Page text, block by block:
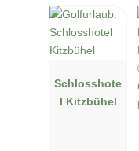
Schlosshote
l Kitzbühel